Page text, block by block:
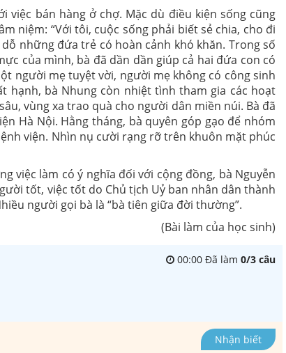
bán hàng ở chợ. Mặc dù điều kiện sống cũng
niệm: “Với tôi, cuộc sống phải biết sẻ chia, cho đi
những đứa trẻ có hoàn cảnh khó khăn. Trong số
của mình, bà đã dần dần giúp cả hai đứa con có
người mẹ tuyệt vời, người mẹ không có công sinh
hạnh, bà Nhung còn nhiệt tình tham gia các hoạt
vùng xa trao quà cho người dân miền núi. Bà đã
Hà Nội. Hằng tháng, bà quyên góp gạo để nhóm
viện. Nhìn nụ cười rạng rỡ trên khuôn mặt phúc
việc làm có ý nghĩa đối với cộng đồng, bà Nguyễn
tốt, việc tốt do Chủ tịch Uỷ ban nhân dân thành
người gọi bà là “bà tiên giữa đời thường”.
(Bài làm của học sinh)
00:00 Đã làm 0/3 câu
Nhận biết